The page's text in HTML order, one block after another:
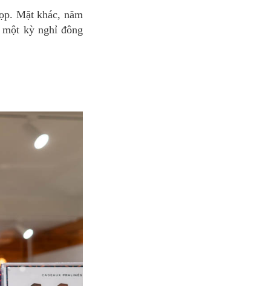
kỳ nghỉ đông